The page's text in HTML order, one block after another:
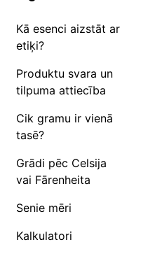
Kā esenci aizstāt ar
etiķi?
Produktu svara un
tilpuma attiecība
Cik gramu ir vienā
tasē?
Grādi pēc Celsija
vai Fārenheita
Senie mēri
Kalkulatori